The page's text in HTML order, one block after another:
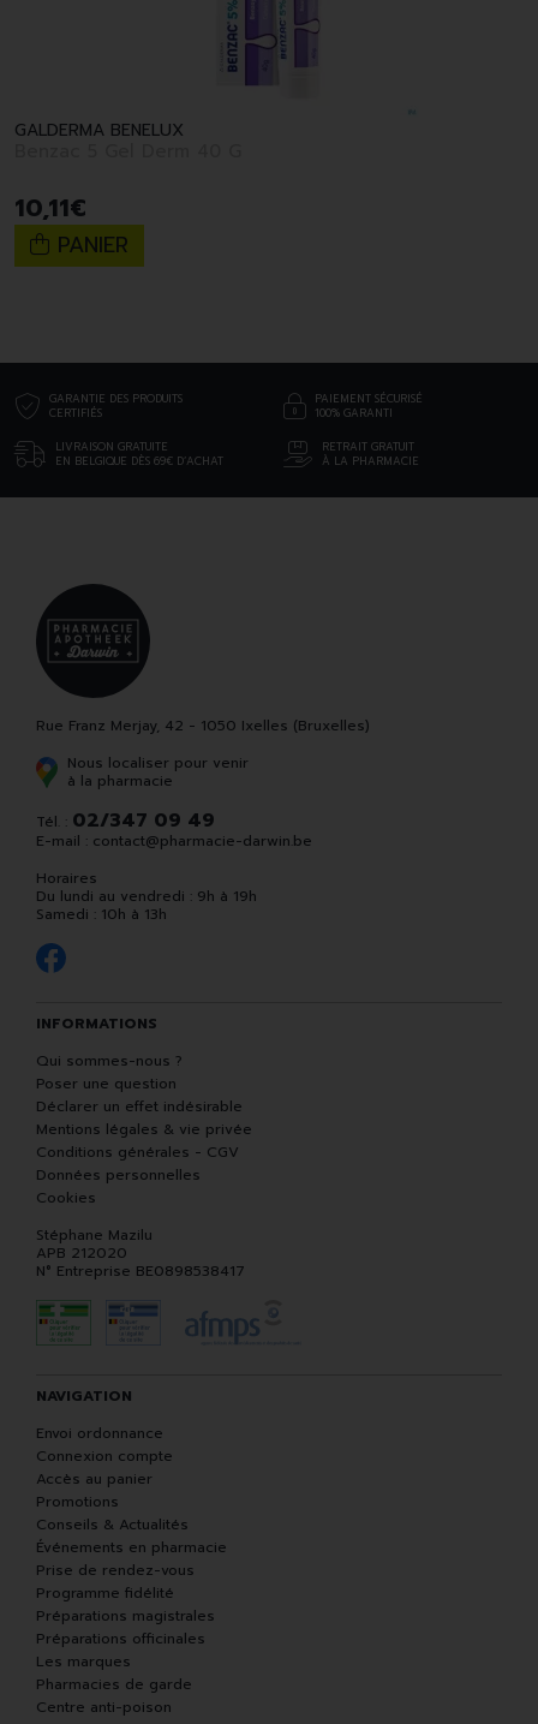
GALDERMA BENELUX
10,11€
PANIER
GARANTIE DES PRODUITS
CERTIFIÉS
PAIEMENT SÉCURISÉ
100% GARANTI
LIVRAISON GRATUITE
EN BELGIQUE DÈS 69€ D’ACHAT
RETRAIT GRATUIT
À LA PHARMACIE
Rue Franz Merjay, 42 - 1050 Ixelles (Bruxelles)
Nous localiser pour venir
à la pharmacie
Tél. : 02/347 09 49
E-mail : contact@pharmacie-darwin.be
Horaires
Du lundi au vendredi : 9h à 19h
Samedi : 10h à 13h
INFORMATIONS
Qui sommes-nous ?
Poser une question
Déclarer un effet indésirable
Mentions légales & vie privée
Conditions générales - CGV
Données personnelles
Cookies
Stéphane Mazilu
APB 212020
N° Entreprise BE0898538417
NAVIGATION
Envoi ordonnance
Connexion compte
Accès au panier
Promotions
Conseils & Actualités
Événements en pharmacie
Prise de rendez-vous
Programme fidélité
Préparations magistrales
Préparations officinales
Les marques
Pharmacies de garde
Centre anti-poison